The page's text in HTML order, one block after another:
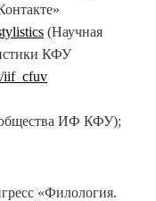
(Научная
КФУ
iif_cfuv
ИФ КФУ);
«Филология.